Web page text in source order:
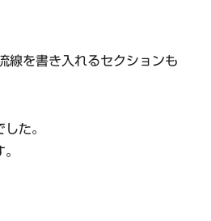
線を書き入れるセクションも
た。